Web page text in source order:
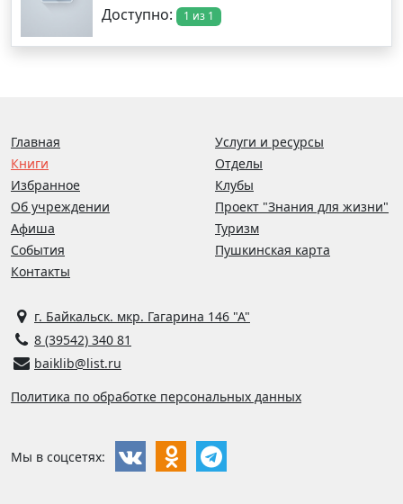
Доступно:
1 из 1
г. Байкальск. мкр. Гагарина 146 "А"
8 (39542) 340 81
baiklib@list.ru
Политика по обработке персональных данных
Главная
Книги
Избранное
Об учреждении
Афиша
События
Контакты
Услуги и ресурсы
Отделы
Клубы
Проект "Знания для жизни"
Туризм
Пушкинская карта
Мы в соцсетях: